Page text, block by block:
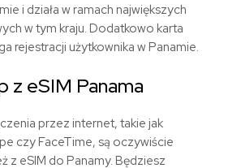
i działa w ramach największych
w tym kraju. Dodatkowo karta
rejestracji użytkownika w Panamie.
z eSIM Panama
przez internet, takie jak
czy FaceTime, są oczywiście
z eSIM do Panamy. Będziesz